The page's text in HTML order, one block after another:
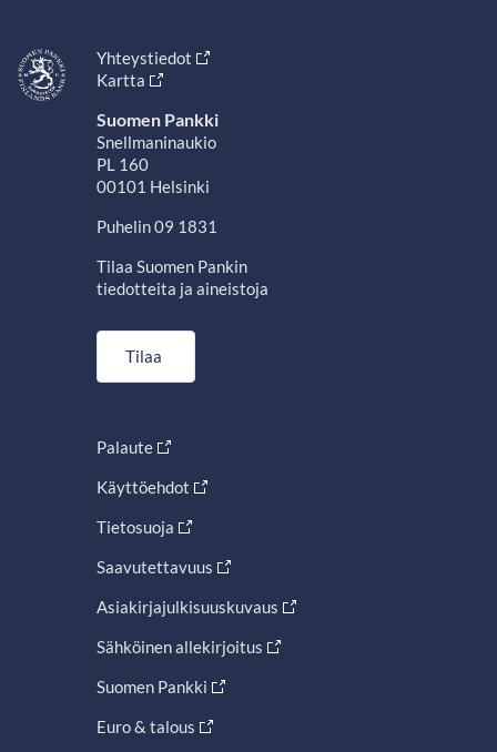
Yhteystiedot
Kartta
Suomen Pankki
Snellmaninaukio
PL 160
00101 Helsinki
Puhelin 09 1831
Tilaa Suomen Pankin
tiedotteita ja aineistoja
Tilaa
Palaute
Käyttöehdot
Tietosuoja
Saavutettavuus
Asiakirjajulkisuuskuvaus
Sähköinen allekirjoitus
Suomen Pankki
Euro & talous